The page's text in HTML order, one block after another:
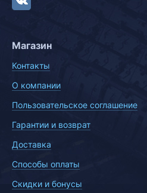
Магазин
Контакты
О компании
Пользовательское соглашение
Гарантии и возврат
Доставка
Способы оплаты
Скидки и бонусы